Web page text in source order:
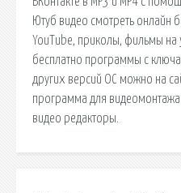
Ютуб видео смотреть онлайн
YouTube, приколы, фильмы на
бесплатно программы с
других версий ОС можно на
программа для
видео редакторы.